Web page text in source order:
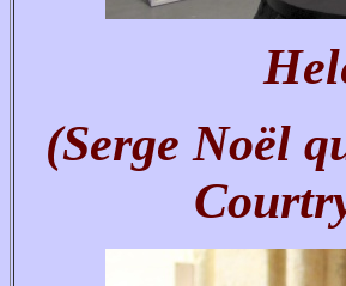
(Serge Noël